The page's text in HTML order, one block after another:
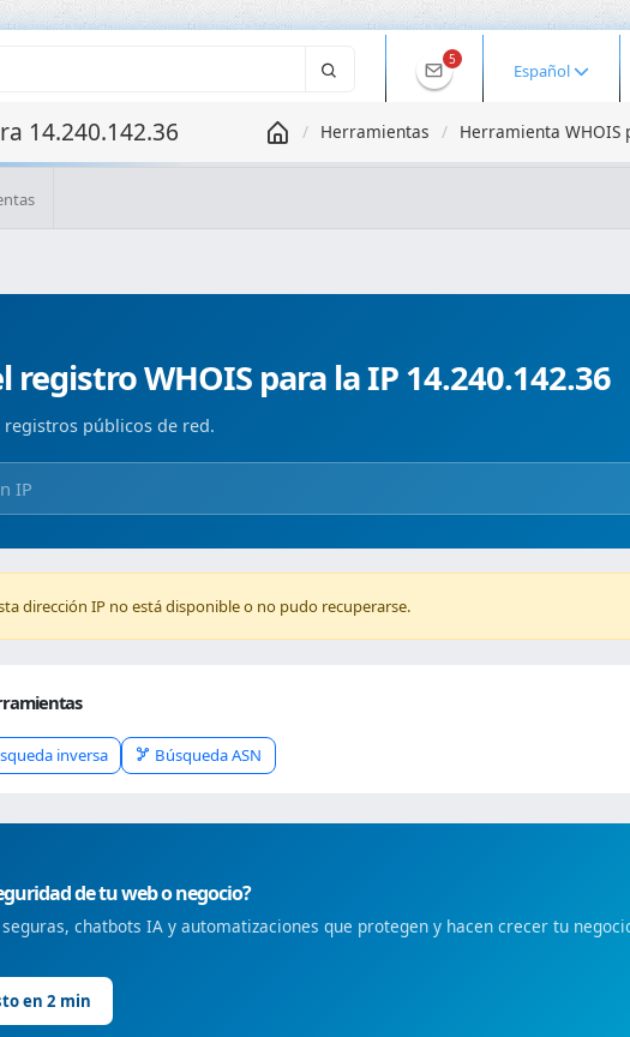
5
Español
14.240.142.36 Herramientas Herramienta WHOIS
registro WHOIS para la IP 14.240.142.36
públicos de red.
dirección IP no está disponible o no pudo recuperarse.
inversa Búsqueda ASN
de tu web o negocio?
seguras, chatbots IA y automatizaciones que protegen y hacen crecer tu
en 2 min